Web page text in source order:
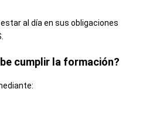
al día en sus obligaciones
cumplir la formación?